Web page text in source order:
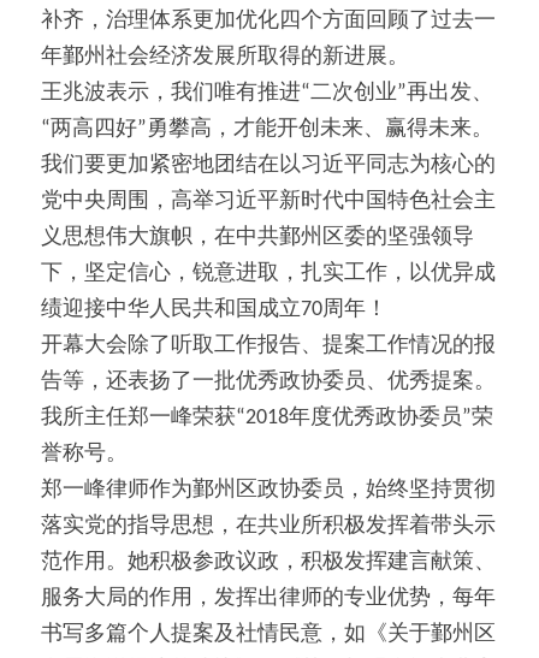
补齐，治理体系更加优化四个方面回顾了过去一
年鄞州社会经济发展所取得的新进展。
王兆波表示，我们唯有推进“二次创业”再出发、
“两高四好”勇攀高，才能开创未来、赢得未来。
我们要更加紧密地团结在以习近平同志为核心的
党中央周围，高举习近平新时代中国特色社会主
义思想伟大旗帜，在中共鄞州区委的坚强领导
下，坚定信心，锐意进取，扎实工作，以优异成
绩迎接中华人民共和国成立70周年！
开幕大会除了听取工作报告、提案工作情况的报
告等，还表扬了一批优秀政协委员、优秀提案。
我所主任郑一峰荣获“2018年度优秀政协委员”荣
誉称号。
郑一峰律师作为鄞州区政协委员，始终坚持贯彻
落实党的指导思想，在共业所积极发挥着带头示
范作用。她积极参政议政，积极发挥建言献策、
服务大局的作用，发挥出律师的专业优势，每年
书写多篇个人提案及社情民意，如《关于鄞州区